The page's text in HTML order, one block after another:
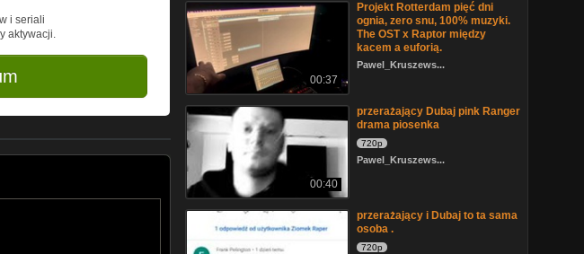
i seriali
aktywacji.
00:37
Projekt Rotterdam pięć dni
ognia, zero snu, 100% muzyki.
The OST x Raptor między
kacem a euforią.
Pawel_Kruszews...
00:40
przerażający Dubaj pink Ranger
drama piosenka
720p
Pawel_Kruszews...
przerażający i Dubaj to ta sama
osoba .
720p